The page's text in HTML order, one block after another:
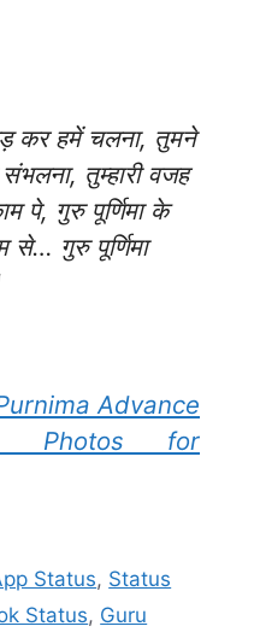
कर हमें चलना, तुमने
तुम्हारी वजह
पे, गुरु पूर्णिमा के
से… गुरु पूर्णिमा
Advance
Photos for
Status, Status
Status, Guru